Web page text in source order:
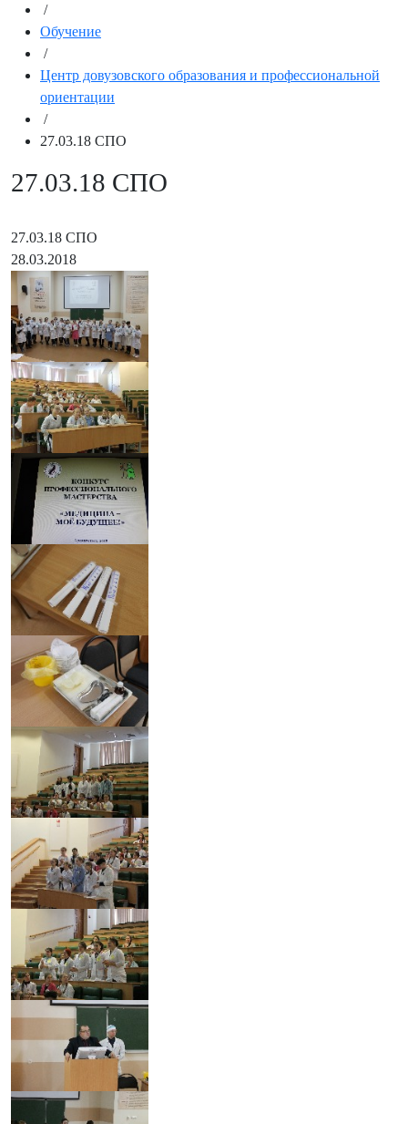
/
Обучение
/
Центр довузовского образования и профессиональной
ориентации
/
27.03.18 СПО
27.03.18 СПО
27.03.18 СПО
28.03.2018